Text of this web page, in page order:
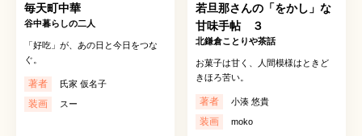
毎天町中華
谷中暮らしの二人
「好吃」が、あの日と今日をつな
ぐ。
著者 氏家 仮名子
装画 スー
若旦那さんの「をかし」な
甘味手帖 ３
北鎌倉ことりや茶話
お菓子は甘く、人間模様はときど
きほろ苦い。
著者 小湊 悠貴
装画 moko